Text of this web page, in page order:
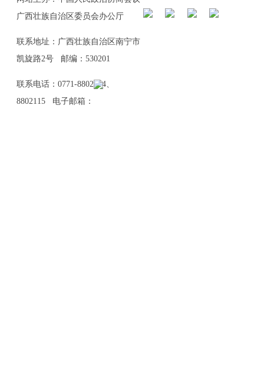
广西壮族自治区委员会办公厅
联系地址：广西壮族自治区南宁市
凯旋路2号 邮编：530201
联系电话：0771-8802114、
8802115 电子邮箱：